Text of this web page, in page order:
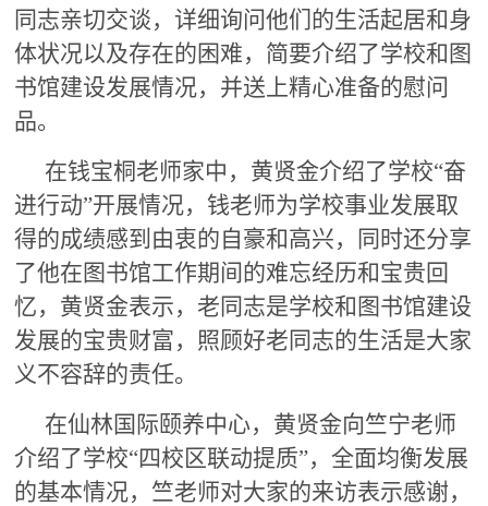
同志亲切交谈，详细询问他们的生活起居和身
体状况以及存在的困难，简要介绍了学校和图
书馆建设发展情况，并送上精心准备的慰问
品。
在钱宝桐老师家中，黄贤金介绍了学校“奋
进行动”开展情况，钱老师为学校事业发展取
得的成绩感到由衷的自豪和高兴，同时还分享
了他在图书馆工作期间的难忘经历和宝贵回
忆，黄贤金表示，老同志是学校和图书馆建设
发展的宝贵财富，照顾好老同志的生活是大家
义不容辞的责任。
在仙林国际颐养中心，黄贤金向竺宁老师
介绍了学校“四校区联动提质”，全面均衡发展
的基本情况，竺老师对大家的来访表示感谢，